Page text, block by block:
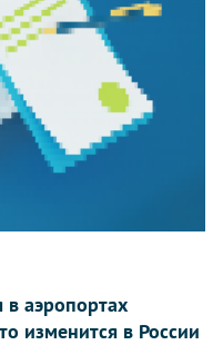
аэропортах
изменится в России